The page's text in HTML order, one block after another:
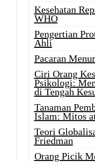
Kesehatan
WHO
Pengertian
Ahli
Pacaran
Ciri Orang
Psikologi:
di Tengah
Tanaman
Islam: Mitos
Teori
Friedman
Orang Picik